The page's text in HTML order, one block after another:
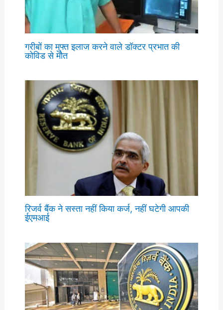
गरीबों का मुफ्त इलाज करने वाले डॉक्टर प्रभात की
कोविड से मौत
रिजर्व बैंक ने सस्ता नहीं किया कर्ज, नहीं घटेगी आपकी
ईएमआई